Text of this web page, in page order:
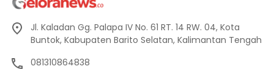
Jl. Kaladan Gg. Palapa IV No. 61 RT. 14 RW. 04, Kota
Buntok, Kabupaten Barito Selatan, Kalimantan Tengah
081310864838